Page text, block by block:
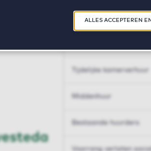
ALLES ACCEPTEREN
Tijdelijke kamerverhuur
Middenhuur
Bestaande huurders
Voorrang verlaten